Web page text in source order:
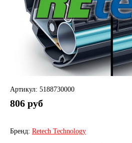
Артикул: 5188730000
806 руб
Бренд: Retech Technology